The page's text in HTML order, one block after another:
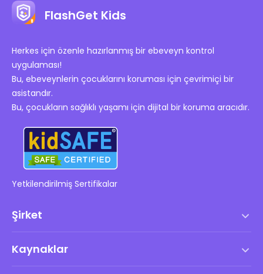
FlashGet Kids
Herkes için özenle hazırlanmış bir ebeveyn kontrol
uygulaması!
Bu, ebeveynlerin çocuklarını koruması için çevrimiçi bir
asistandır.
Bu, çocukların sağlıklı yaşamı için dijital bir koruma aracıdır.
Yetkilendirilmiş Sertifikalar
Şirket
Son Kullanıcı Lisans Anlaşması
Kaynaklar